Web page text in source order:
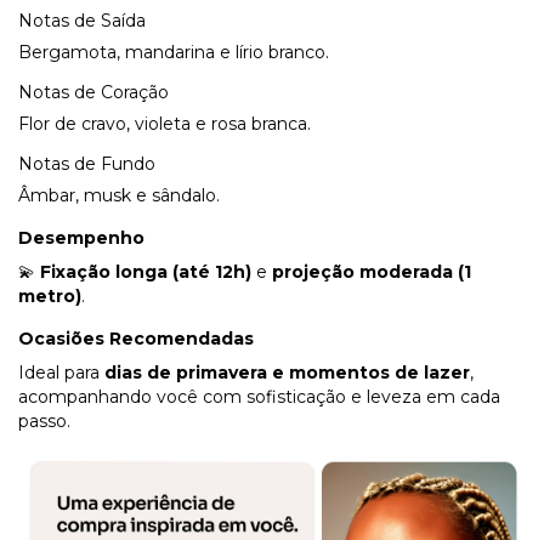
Notas de Saída
Bergamota, mandarina e lírio branco.
Notas de Coração
Flor de cravo, violeta e rosa branca.
Notas de Fundo
Âmbar, musk e sândalo.
Desempenho
💫 Fixação longa (até 12h) e projeção moderada (1
metro).
Ocasiões Recomendadas
Ideal para dias de primavera e momentos de lazer,
acompanhando você com sofisticação e leveza em cada
passo.